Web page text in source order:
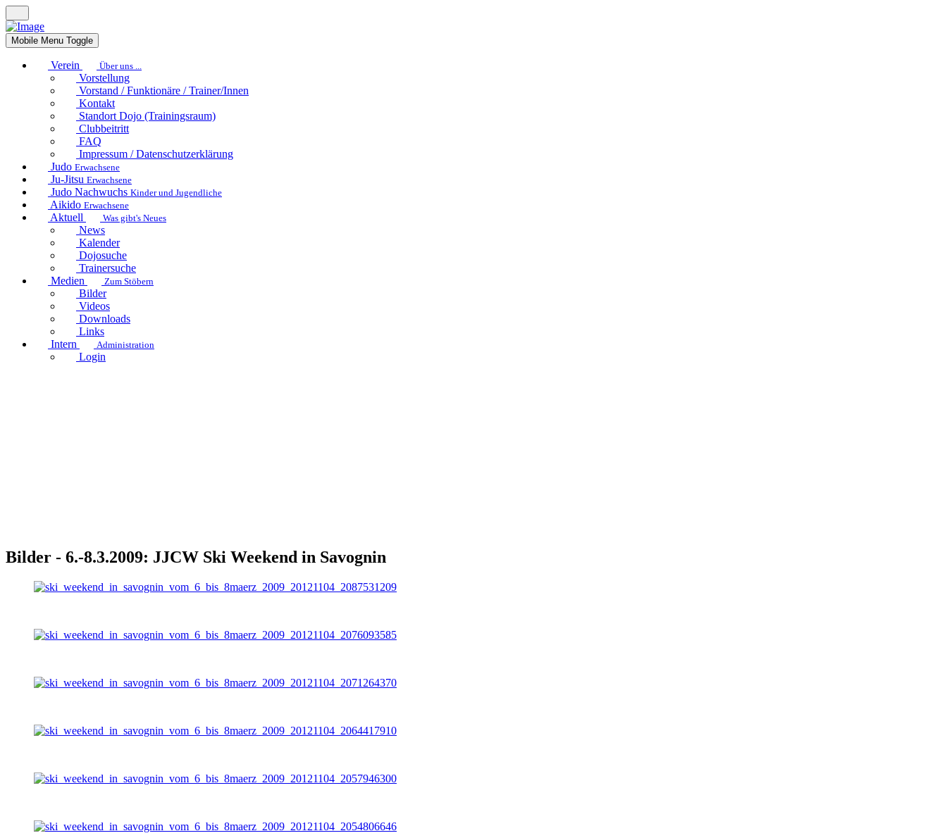
Mobile Menu Toggle
Verein Über uns ...
Vorstellung
Vorstand / Funktionäre / Trainer/Innen
Kontakt
Standort Dojo (Trainingsraum)
Clubbeitritt
FAQ
Impressum / Datenschutzerklärung
Judo Erwachsene
Ju-Jitsu Erwachsene
Judo Nachwuchs Kinder und Jugendliche
Aikido Erwachsene
Aktuell Was gibt's Neues
News
Kalender
Dojosuche
Trainersuche
Medien
Zum Stöbern
Bilder
Videos
Downloads
Links
Intern
Administration
Login
Bilder - 6.-8.3.2009: JJCW Ski Weekend in Savognin